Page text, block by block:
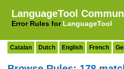
LanguageTool
Error Rules for LanguageTool
Catalan Dutch English French